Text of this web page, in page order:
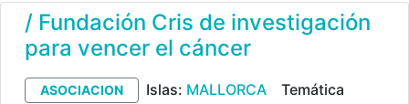
/ Fundación Cris de investigación
para vencer el cáncer
ASOCIACION Islas: MALLORCA
Temática